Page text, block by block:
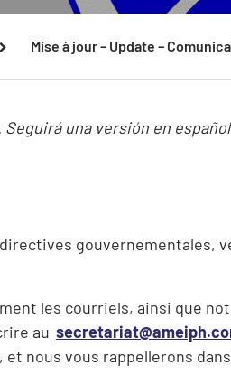
Mise à jour – Update –
Seguirá una versión en
gouvernementales,
les courriels, ainsi que
au
et nous vous rappellerons